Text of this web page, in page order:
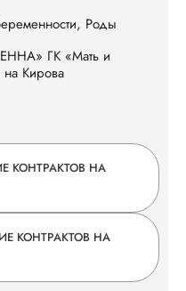
Роды
ГК «Мать и
на Кирова
КОНТРАКТОВ НА
КОНТРАКТОВ НА